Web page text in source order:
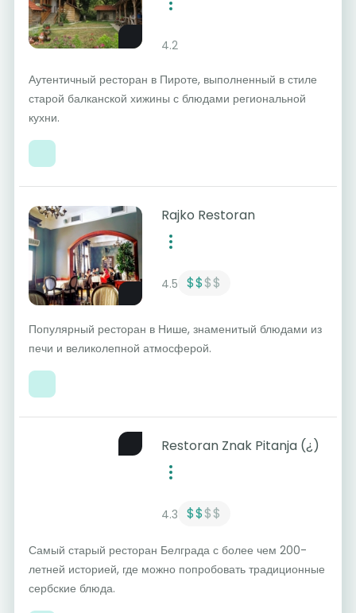
4.2
Аутентичный ресторан в Пироте, выполненный в стиле
старой балканской хижины с блюдами региональной
кухни.
Rajko Restoran
4.5 $$$$
Популярный ресторан в Нише, знаменитый блюдами из
печи и великолепной атмосферой.
Restoran Znak Pitanja (¿)
4.3 $$$$
Самый старый ресторан Белграда с более чем 200-
летней историей, где можно попробовать традиционные
сербские блюда.